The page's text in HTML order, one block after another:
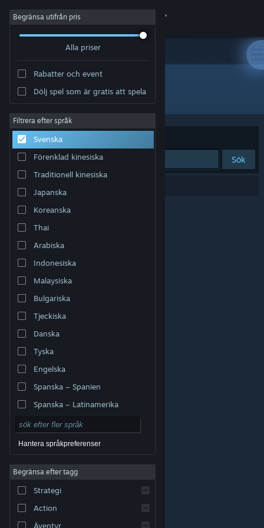
Logga in
Om
Support
Byt språk
Skaffa Steams mobilapp
Se skrivbordswebbplats
varumärken tillhör respektive ägare i USA och andra
Tillgänglighet
Återbetalningar|
Begränsa utifrån pris
Alla priser
Rabatter och event
Dölj spel som är gratis att spela
Filtrera efter språk
Svenska
Förenklad kinesiska
Traditionell kinesiska
Japanska
Koreanska
Thai
Arabiska
Indonesiska
Malaysiska
Bulgariska
Tjeckiska
Danska
Tyska
Engelska
Spanska – Spanien
Spanska – Latinamerika
Hantera språkpreferenser
Begränsa efter tagg
Strategi
Action
Äventyr
Utvecklare: MAICHASTUDIO
Sortera efter Relevans
Sök